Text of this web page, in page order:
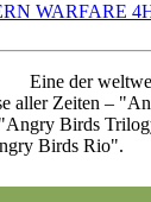
WARFARE 4
Eine der
aller Zeiten –
Birds
Birds Rio".